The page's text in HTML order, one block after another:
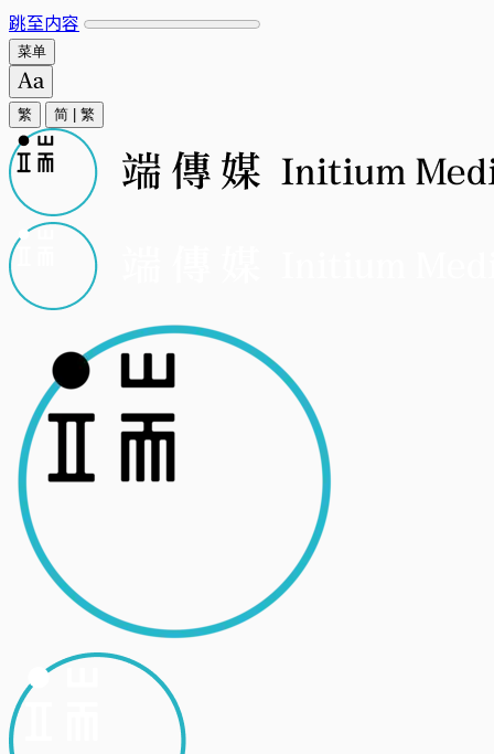
跳至内容
菜单
繁 简 繁